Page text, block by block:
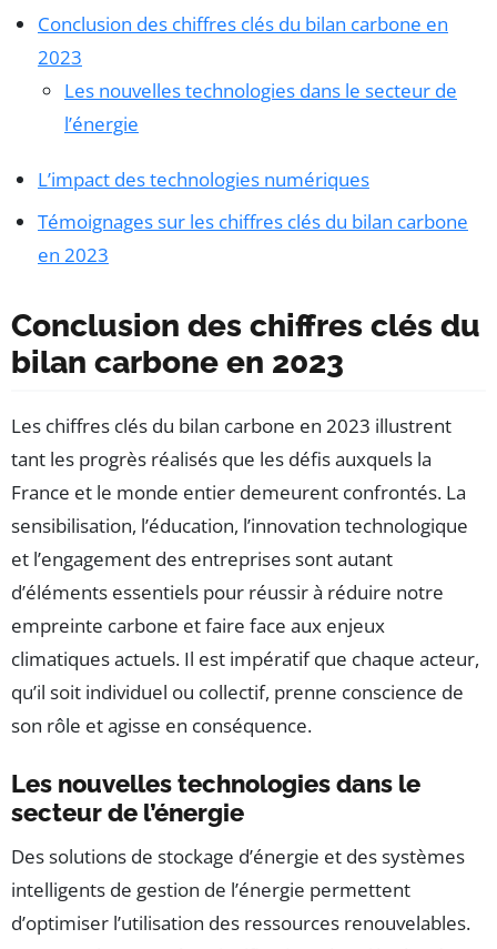
Conclusion des chiffres clés du bilan carbone en
2023
Les nouvelles technologies dans le secteur de
l’énergie
L’impact des technologies numériques
Témoignages sur les chiffres clés du bilan carbone
en 2023
Conclusion des chiffres clés du
bilan carbone en 2023
Les chiffres clés du bilan carbone en 2023 illustrent
tant les progrès réalisés que les défis auxquels la
France et le monde entier demeurent confrontés. La
sensibilisation, l’éducation, l’innovation technologique
et l’engagement des entreprises sont autant
d’éléments essentiels pour réussir à réduire notre
empreinte carbone et faire face aux enjeux
climatiques actuels. Il est impératif que chaque acteur,
qu’il soit individuel ou collectif, prenne conscience de
son rôle et agisse en conséquence.
Les nouvelles technologies dans le
secteur de l’énergie
Des solutions de stockage d’énergie et des systèmes
intelligents de gestion de l’énergie permettent
d’optimiser l’utilisation des ressources renouvelables.